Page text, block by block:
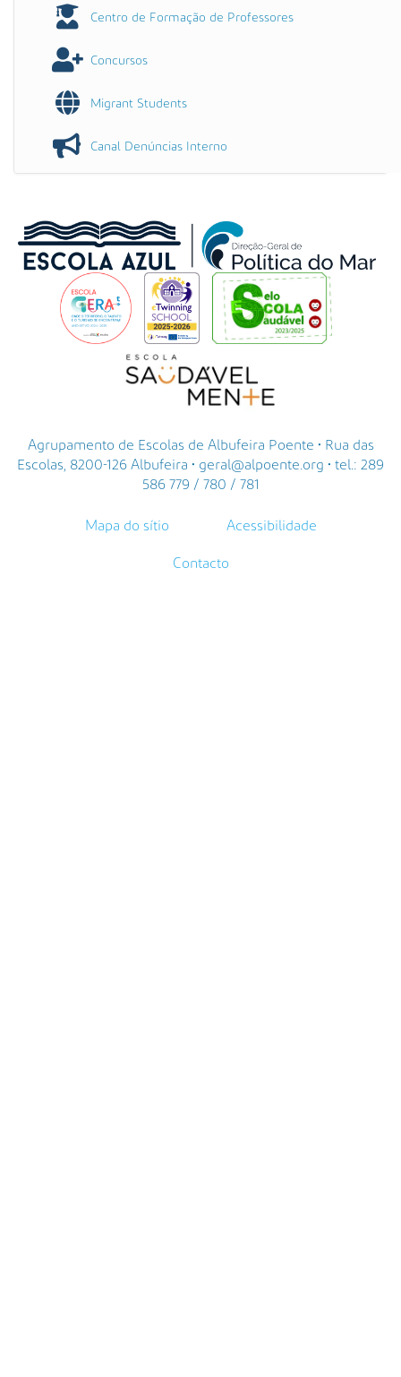
Centro de Formação de Professores
Concursos
Migrant Students
Canal Denúncias Interno
Agrupamento de Escolas de Albufeira Poente • Rua das
Escolas, 8200-126 Albufeira • geral@alpoente.org • tel.: 289
586 779 / 780 / 781
Mapa do sítio Acessibilidade
Contacto